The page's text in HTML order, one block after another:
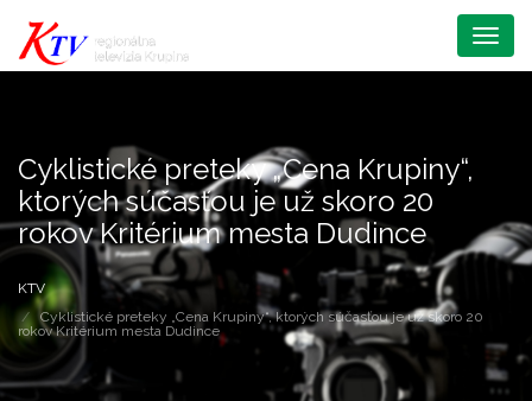
Menu
Cyklistické preteky „Cena Krupiny“,
ktorých súčasťou je už skoro 20
rokov Kritérium mesta Dudince
KTV
Cyklistické preteky „Cena Krupiny“, ktorých súčasťou je už skoro 20
rokov Kritérium mesta Dudince